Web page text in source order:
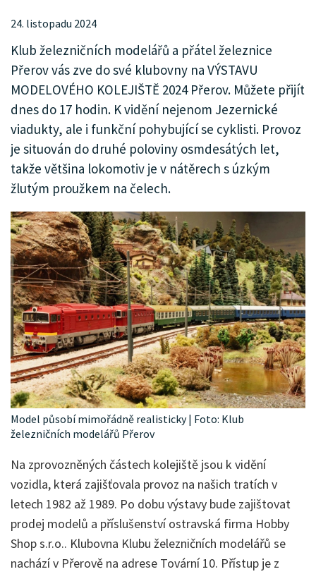
HISTORIE
MHD
INZERCE
ARCHIV
24. listopadu 2024
Klub železničních modelářů a přátel železnice
Přerov vás zve do své klubovny na VÝSTAVU
MODELOVÉHO KOLEJIŠTĚ 2024 Přerov. Můžete přijít
dnes do 17 hodin. K vidění nejenom Jezernické
viadukty, ale i funkční pohybující se cyklisti. Provoz
je situován do druhé poloviny osmdesátých let,
takže většina lokomotiv je v nátěrech s úzkým
žlutým proužkem na čelech.
Model působí mimořádně realisticky | Foto: Klub
železničních modelářů Přerov
Na zprovozněných částech kolejiště jsou k vidění
vozidla, která zajišťovala provoz na našich tratích v
letech 1982 až 1989. Po dobu výstavy bude zajištovat
prodej modelů a příslušenství ostravská firma Hobby
Shop s.r.o.. Klubovna Klubu železničních modelářů se
nachází v Přerově na adrese Tovární 10. Přístup je z